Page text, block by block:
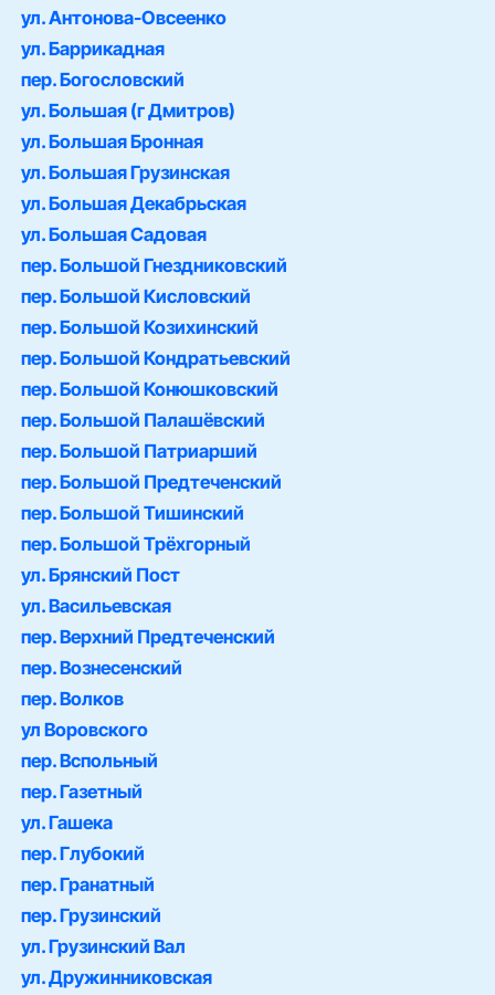
ул. Антонова-Овсеенко
ул. Баррикадная
пер. Богословский
ул. Большая (г Дмитров)
ул. Большая Бронная
ул. Большая Грузинская
ул. Большая Декабрьская
ул. Большая Садовая
пер. Большой Гнездниковский
пер. Большой Кисловский
пер. Большой Козихинский
пер. Большой Кондратьевский
пер. Большой Конюшковский
пер. Большой Палашёвский
пер. Большой Патриарший
пер. Большой Предтеченский
пер. Большой Тишинский
пер. Большой Трёхгорный
ул. Брянский Пост
ул. Васильевская
пер. Верхний Предтеченский
пер. Вознесенский
пер. Волков
ул Воровского
пер. Вспольный
пер. Газетный
ул. Гашека
пер. Глубокий
пер. Гранатный
пер. Грузинский
ул. Грузинский Вал
ул. Дружинниковская